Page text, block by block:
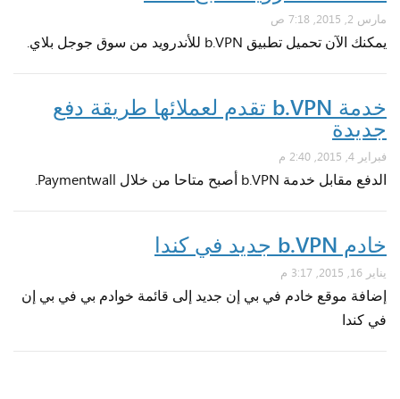
مارس 2, 2015, 7:18 ص
يمكنك الآن تحميل تطبيق b.VPN للأندرويد من سوق جوجل بلاي.
خدمة b.VPN تقدم لعملائها طريقة دفع
جديدة
فبراير 4, 2015, 2:40 م
الدفع مقابل خدمة b.VPN أصبح متاحا من خلال Paymentwall.
خادم b.VPN جديد في كندا
يناير 16, 2015, 3:17 م
إضافة موقع خادم في بي إن جديد إلى قائمة خوادم بي في بي إن
في كندا